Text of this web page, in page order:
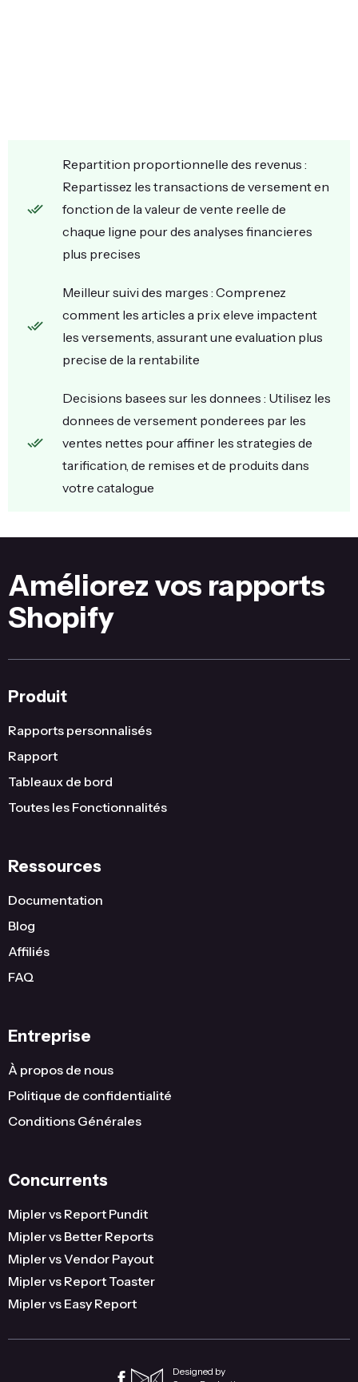
Repartition proportionnelle des revenus :
Repartissez les transactions de versement en
fonction de la valeur de vente reelle de
chaque ligne pour des analyses financieres
plus precises
Meilleur suivi des marges : Comprenez
comment les articles a prix eleve impactent
les versements, assurant une evaluation plus
precise de la rentabilite
Decisions basees sur les donnees : Utilisez les
donnees de versement ponderees par les
ventes nettes pour affiner les strategies de
tarification, de remises et de produits dans
votre catalogue
Améliorez vos rapports
Shopify
Produit
Rapports personnalisés
Rapport
Tableaux de bord
Toutes les Fonctionnalités
Ressources
Documentation
Blog
Affiliés
FAQ
Entreprise
À propos de nous
Politique de confidentialité
Conditions Générales
Concurrents
Mipler vs Report Pundit
Mipler vs Better Reports
Mipler vs Vendor Payout
Mipler vs Report Toaster
Mipler vs Easy Report
Designed by